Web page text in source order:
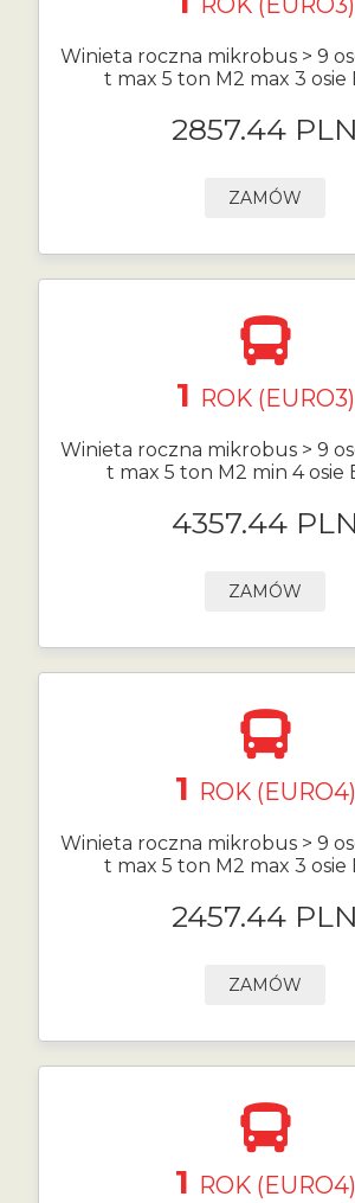
Winieta roczna mikrobus > 9
t max 5 ton M2 max 3 osie
2857.44 PLN
ZAMÓW
1 ROK (EURO3)
Winieta roczna mikrobus > 9
t max 5 ton M2 min 4 osie
4357.44 PLN
ZAMÓW
1 ROK (EURO4)
Winieta roczna mikrobus > 9
t max 5 ton M2 max 3 osie
2457.44 PLN
ZAMÓW
1 ROK (EURO4)